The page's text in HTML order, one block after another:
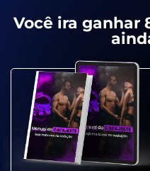
Você ira ganhar